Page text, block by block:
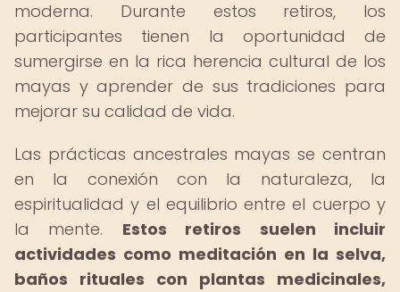
moderna. Durante estos retiros, los
participantes tienen la oportunidad de
sumergirse en la rica herencia cultural de los
mayas y aprender de sus tradiciones para
mejorar su calidad de vida.
Las prácticas ancestrales mayas se centran
en la conexión con la naturaleza, la
espiritualidad y el equilibrio entre el cuerpo y
la mente. Estos retiros suelen incluir
actividades como meditación en la selva,
baños rituales con plantas medicinales,